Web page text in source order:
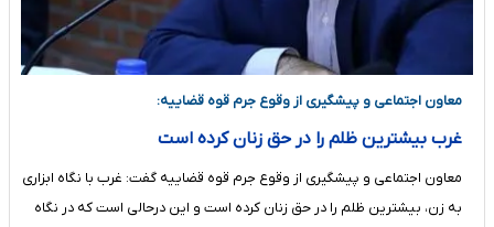
معاون اجتماعی و پیشگیری از وقوع جرم قوه قضاییه:
غرب بیشترین ظلم را در حق زنان کرده‌ است
معاون اجتماعی و پیشگیری از وقوع جرم قوه قضاییه گفت: غرب با نگاه ابزاری
به زن، بیشترین ظلم را در حق زنان کرده‌ است و این درحالی است که در نگاه